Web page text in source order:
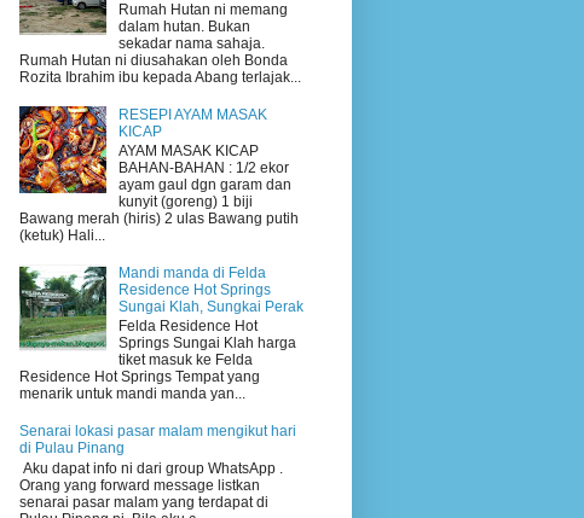
Rumah Hutan ni memang
dalam hutan. Bukan
sekadar nama sahaja.
Rumah Hutan ni diusahakan oleh Bonda
Rozita Ibrahim ibu kepada Abang terlajak...
RESEPI AYAM MASAK
KICAP
AYAM MASAK KICAP
BAHAN-BAHAN : 1/2 ekor
ayam gaul dgn garam dan
kunyit (goreng) 1 biji
Bawang merah (hiris) 2 ulas Bawang putih
(ketuk) Hali...
Mandi manda di Felda
Residence Hot Springs
Sungai Klah, Sungkai Perak
Felda Residence Hot
Springs Sungai Klah harga
tiket masuk ke Felda
Residence Hot Springs Tempat yang
menarik untuk mandi manda yan...
Senarai lokasi pasar malam mengikut hari
di Pulau Pinang
Aku dapat info ni dari group WhatsApp .
Orang yang forward message listkan
senarai pasar malam yang terdapat di